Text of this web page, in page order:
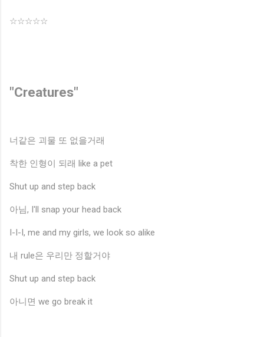
☆☆☆☆☆
"Creatures"
너같은 괴물 또 없을거래
착한 인형이 되래 like a pet
Shut up and step back
아님, I'll snap your head back
I-I-I, me and my girls, we look so alike
내 rule은 우리만 정할거야
Shut up and step back
아니면 we go break it